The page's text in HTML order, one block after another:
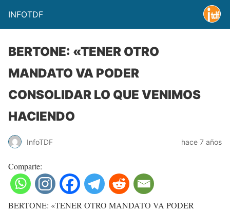
INFOTDF
BERTONE: «TENER OTRO
MANDATO VA PODER
CONSOLIDAR LO QUE VENIMOS
HACIENDO
InfoTDF hace 7 años
Comparte:
BERTONE: «TENER OTRO MANDATO VA PODER